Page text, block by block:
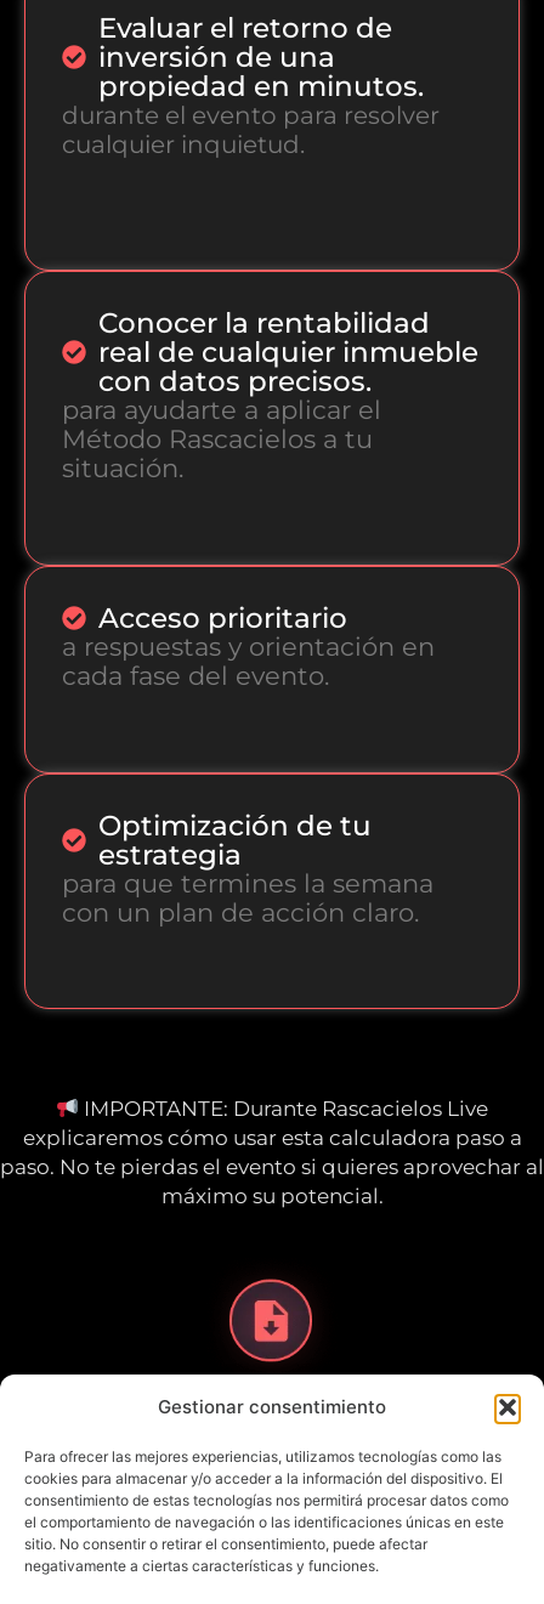
Gestionar consentimiento
Para ofrecer las mejores experiencias, utilizamos tecnologías como las
cookies para almacenar y/o acceder a la información del dispositivo. El
consentimiento de estas tecnologías nos permitirá procesar datos como
el comportamiento de navegación o las identificaciones únicas en este
sitio. No consentir o retirar el consentimiento, puede afectar
negativamente a ciertas características y funciones.
Evaluar el retorno de
inversión de una
propiedad en minutos.
durante el evento para resolver
cualquier inquietud.
Conocer la rentabilidad
real de cualquier inmueble
con datos precisos.
para ayudarte a aplicar el
Método Rascacielos a tu
situación.
Acceso prioritario
a respuestas y orientación en
cada fase del evento.
Optimización de tu
estrategia
para que termines la semana
con un plan de acción claro.
IMPORTANTE: Durante Rascacielos Live
explicaremos cómo usar esta calculadora paso a
paso. No te pierdas el evento si quieres aprovechar al
máximo su potencial.
Descárgala ahoray prepárate para
Descargar